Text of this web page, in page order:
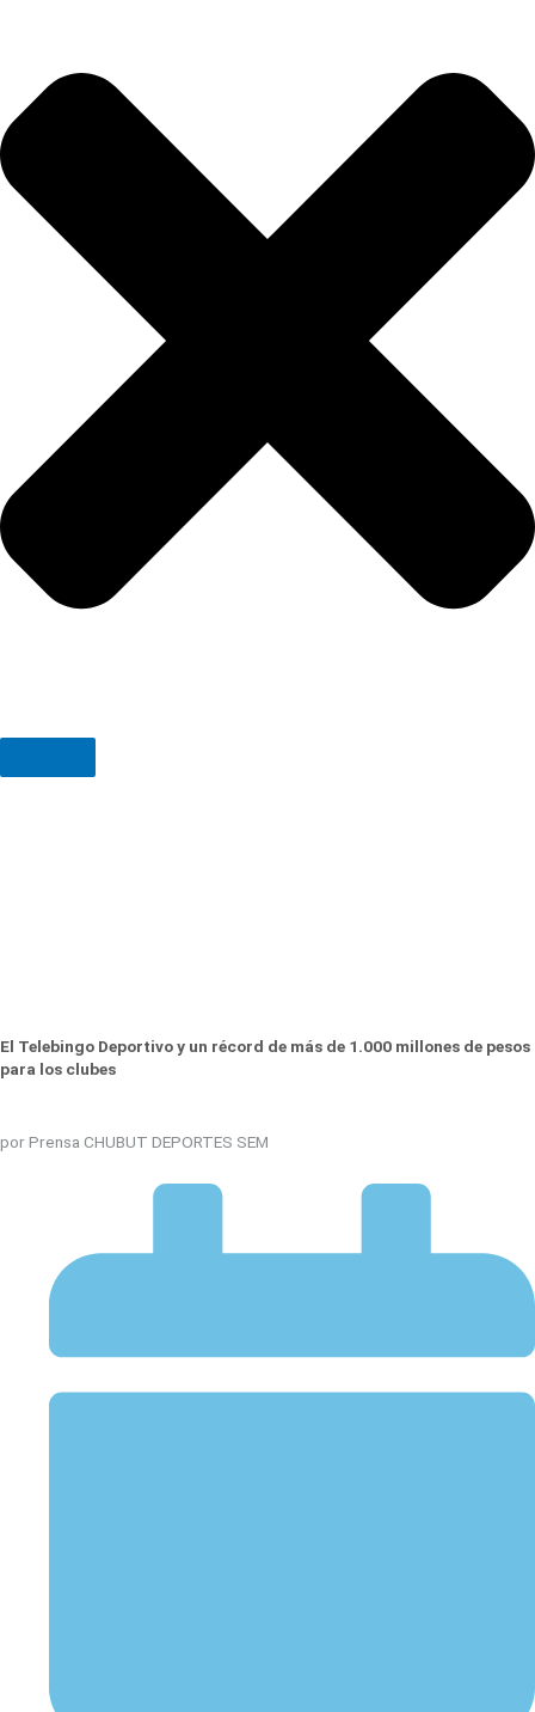
El Telebingo Deportivo y un récord de más de 1.000 millones de pesos
para los clubes
por Prensa CHUBUT DEPORTES SEM